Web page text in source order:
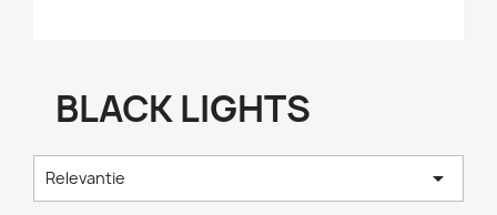
BLACK LIGHTS
Relevantie 